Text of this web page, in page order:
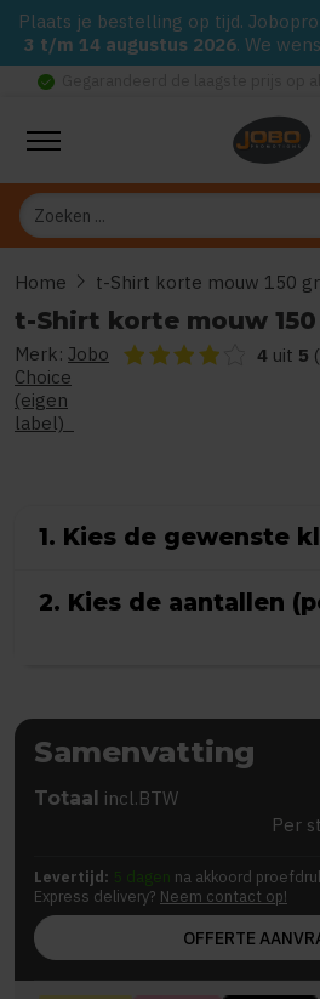
Plaats je bestelling op tijd.
3 t/m 14 augustus 2026. We
check_circle
Zoeken
Home chevron_right t-Shirt korte mouw 150
t-Shirt korte mouw
Merk: Jobo
Choice
(eigen
label)
De beoordeling van
4 uit 5
1. Kies de gewenste
2. Kies de aantallen
Samenvatting
Totaal incl.BTW
Per
Levertijd: 5 dagen na akkoord
Express delivery? Neem contact op!
OFFERTE